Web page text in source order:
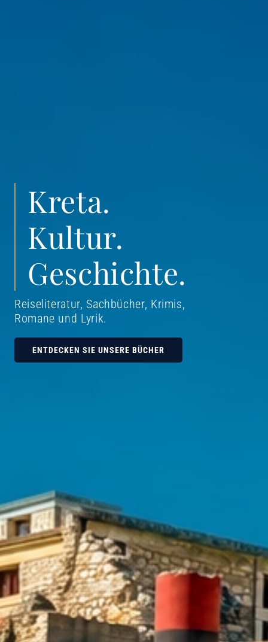
Kreta.
Kultur.
Geschichte.
Reiseliteratur, Sachbücher, Krimis,
Romane und Lyrik.
ENTDECKEN SIE UNSERE BÜCHER